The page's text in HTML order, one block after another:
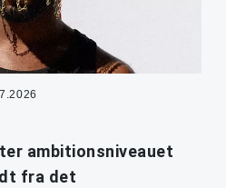
ambitionsniveauet
fra det